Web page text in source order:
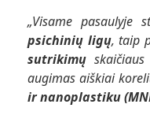
„Visame pasaulyje
psichinių ligų, taip
sutrikimų
augimas aiškiai
ir nanoplastiku